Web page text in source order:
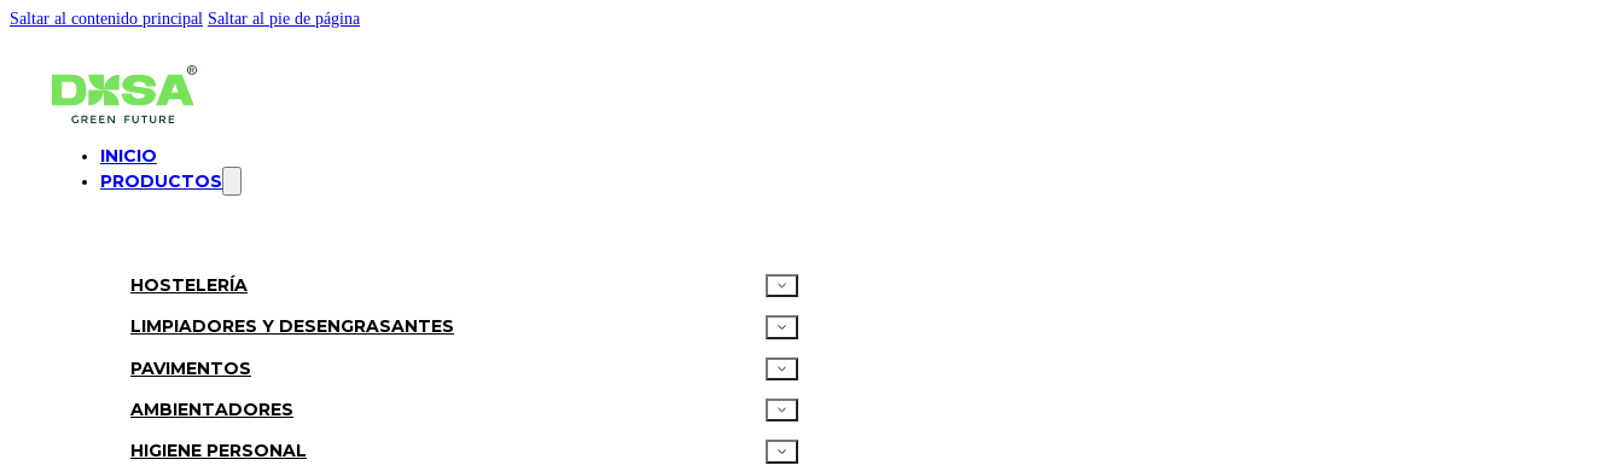
Saltar al contenido principal Saltar al pie de página
INICIO
PRODUCTOS
HOSTELERÍA
LIMPIADORES Y DESENGRASANTES
PAVIMENTOS
AMBIENTADORES
HIGIENE PERSONAL